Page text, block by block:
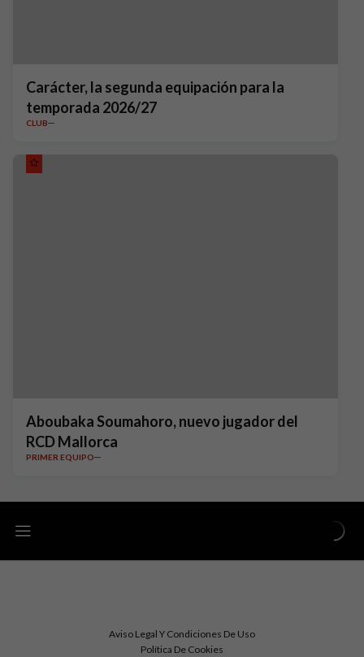
Carácter, la segunda equipación para la
temporada 2026/27
CLUB
Aboubaka Soumahoro, nuevo jugador del
RCD Mallorca
PRIMER EQUIPO
Aviso Legal Y Condiciones De Uso
Política De Cookies